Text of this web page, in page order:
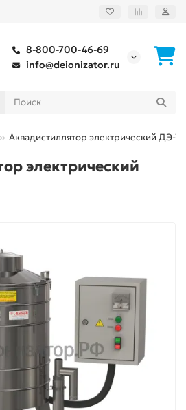
8-800-700-46-69
info@deionizator.ru
Аквадистиллятор электрический ДЭ-70
электрический